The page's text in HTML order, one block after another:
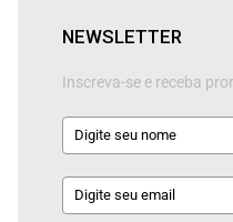
NEWSLETTER
Inscreva-se e receba